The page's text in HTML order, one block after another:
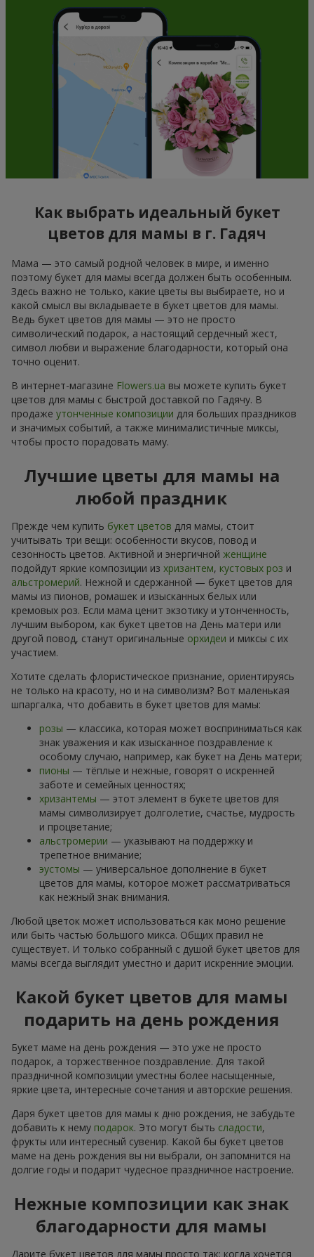
Как выбрать идеальный букет
цветов для мамы в г. Гадяч
Мама — это самый родной человек в мире, и именно
поэтому букет для мамы всегда должен быть особенным.
Здесь важно не только, какие цветы вы выбираете, но и
какой смысл вы вкладываете в букет цветов для мамы.
Ведь букет цветов для мамы — это не просто
символический подарок, а настоящий сердечный жест,
символ любви и выражение благодарности, который она
точно оценит.
В интернет-магазине Flowers.ua вы можете купить букет
цветов для мамы с быстрой доставкой по Гадячу. В
продаже утонченные композиции для больших праздников
и значимых событий, а также минималистичные миксы,
чтобы просто порадовать маму.
Лучшие цветы для мамы на
любой праздник
Прежде чем купить букет цветов для мамы, стоит
учитывать три вещи: особенности вкусов, повод и
сезонность цветов. Активной и энергичной женщине
подойдут яркие композиции из хризантем, кустовых роз и
альстромерий. Нежной и сдержанной — букет цветов для
мамы из пионов, ромашек и изысканных белых или
кремовых роз. Если мама ценит экзотику и утонченность,
лучшим выбором, как букет цветов на День матери или
другой повод, станут оригинальные орхидеи и миксы с их
участием.
Хотите сделать флористическое признание, ориентируясь
не только на красоту, но и на символизм? Вот маленькая
шпаргалка, что добавить в букет цветов для мамы:
розы — классика, которая может восприниматься как
знак уважения и как изысканное поздравление к
особому случаю, например, как букет на День матери;
пионы — тёплые и нежные, говорят о искренней
заботе и семейных ценностях;
хризантемы — этот элемент в букете цветов для
мамы символизирует долголетие, счастье, мудрость
и процветание;
альстромерии — указывают на поддержку и
трепетное внимание;
эустомы — универсальное дополнение в букет
цветов для мамы, которое может рассматриваться
как нежный знак внимания.
Любой цветок может использоваться как моно решение
или быть частью большого микса. Общих правил не
существует. И только собранный с душой букет цветов для
мамы всегда выглядит уместно и дарит искренние эмоции.
Какой букет цветов для мамы
подарить на день рождения
Букет маме на день рождения — это уже не просто
подарок, а торжественное поздравление. Для такой
праздничной композиции уместны более насыщенные,
яркие цвета, интересные сочетания и авторские решения.
Даря букет цветов для мамы к дню рождения, не забудьте
добавить к нему подарок. Это могут быть сладости,
фрукты или интересный сувенир. Какой бы букет цветов
маме на день рождения вы ни выбрали, он запомнится на
долгие годы и подарит чудесное праздничное настроение.
Нежные композиции как знак
благодарности для мамы
Дарите букет цветов для мамы просто так: когда хочется